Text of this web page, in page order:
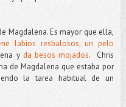
Magdalena. Es mayor que ella,
labios resbalosos, un pelo
y da besos mojados. Chris
de Magdalena que estaba por
la tarea habitual de un